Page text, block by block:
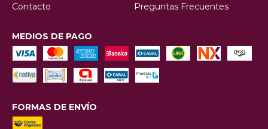
Contacto Preguntas Frecuentes
MEDIOS DE PAGO
FORMAS DE ENVÍO